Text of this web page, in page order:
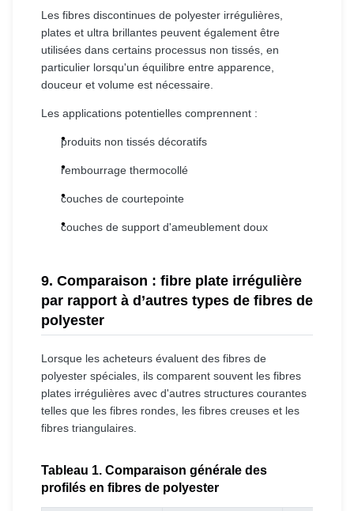
Les fibres discontinues de polyester irrégulières,
plates et ultra brillantes peuvent également être
utilisées dans certains processus non tissés, en
particulier lorsqu'un équilibre entre apparence,
douceur et volume est nécessaire.
Les applications potentielles comprennent :
produits non tissés décoratifs
rembourrage thermocollé
couches de courtepointe
couches de support d'ameublement doux
9. Comparaison : fibre plate irrégulière
par rapport à d’autres types de fibres de
polyester
Lorsque les acheteurs évaluent des fibres de
polyester spéciales, ils comparent souvent les fibres
plates irrégulières avec d'autres structures courantes
telles que les fibres rondes, les fibres creuses et les
fibres triangulaires.
Tableau 1. Comparaison générale des
profilés en fibres de polyester